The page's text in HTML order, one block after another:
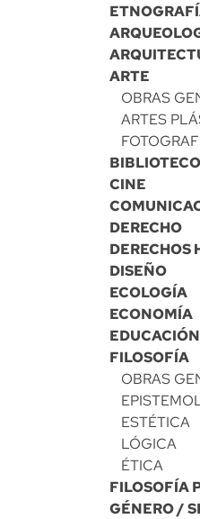
ARTE
OBRAS
ARTES
CINE
DERECHO
DERECHOS
DISEÑO
ECOLOGÍA
ECONOMÍA
FILOSOFÍA
OBRAS
ESTÉTICA
LÓGICA
ÉTICA
FILOSOFÍA
GÉNERO /